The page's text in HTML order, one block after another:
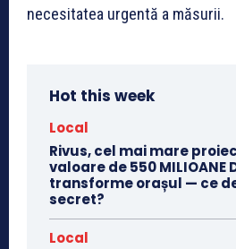
necesitatea urgentă a măsurii.
Hot this week
Local
Rivus, cel mai mare
valoare de 550 MILIOANE
transforme orașul — ce
secret?
Local